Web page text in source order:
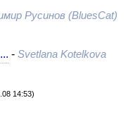
Русинов (BluesCat)
-Svetlana Kotelkova
14:53)